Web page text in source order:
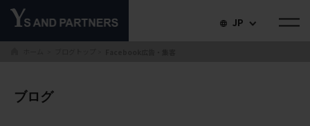
JP
ブログ